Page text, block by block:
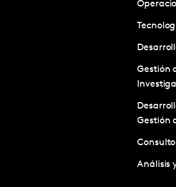
Gestión
Gestión
Análisis